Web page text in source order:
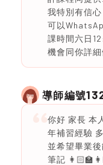
我特別有信
可以
課時間六日
機會同你詳細
導師編號
你好 家長 本
年補習經驗
並希望畢業
筆記